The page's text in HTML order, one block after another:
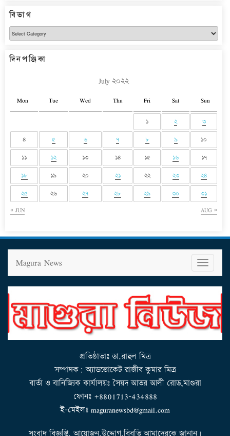
বিভাগ
বিভাগ
দিনপঞ্জিকা
July ২০২২
Mon Tue Wed Thu Fri Sat Sun
« JUN AUG »
১ ২ ৩
৪ ৫ ৬ ৭ ৮ ৯ ১০
১১ ১২ ১৩ ১৪ ১৫ ১৬ ১৭
১৮ ১৯ ২০ ২১ ২২ ২৩ ২৪
২৫ ২৬ ২৭ ২৮ ২৯ ৩০ ৩১
T
o
g
g
l
n
g
a
t
i
o
n
Magura News
প্রতিষ্ঠাতাঃ ডা.রাহুল মিত্র
সম্পাদক: অ্যাডভোকেট রাজীব কুমার মিত্র
বার্তা ও বানিজ্যিক কার্যালয়ঃ সৈয়দ আতর আলী রোড,মাগুরা
ফোনঃ +8801713-434888
ই-মেইলঃ maguranewsbd@gmail.com